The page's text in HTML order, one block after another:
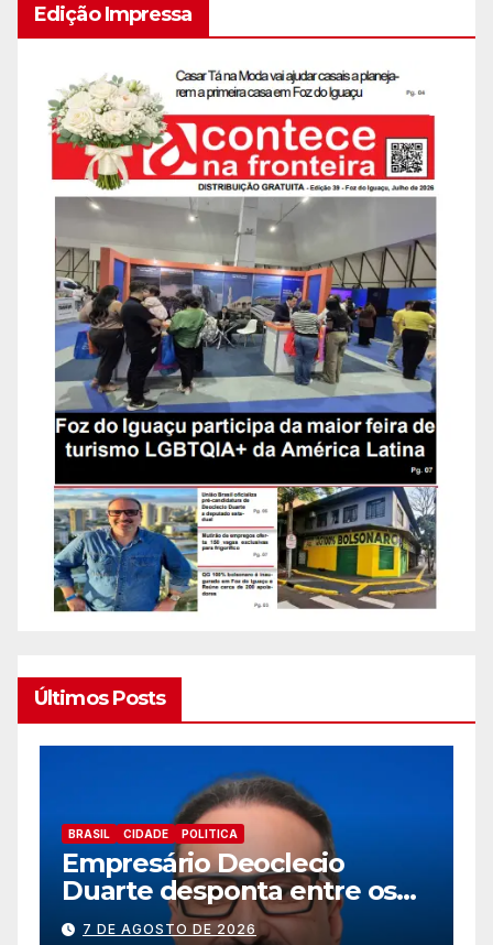
Edição Impressa
Últimos Posts
BRASIL CIDADE EDUCAÇÃ0 TRABALHO
Prefeitura de Foz abre novo
processo seletivo para
estagiários
7 DE AGOSTO DE 2026